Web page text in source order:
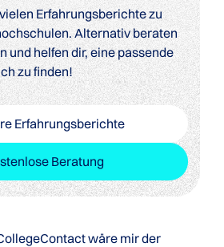
Erfahrungsberichte zu
Alternativ beraten
und helfen dir, eine passende
zu finden!
Erfahrungsberichte
Beratung
wäre mir der